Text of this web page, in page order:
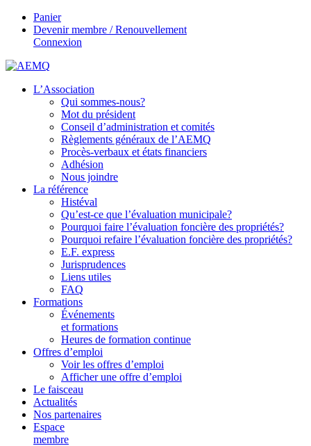
Panier
Devenir membre / Renouvellement
Connexion
L’Association
Qui sommes-nous?
Mot du président
Conseil d’administration et comités
Règlements généraux de l’AEMQ
Procès-verbaux et états financiers
Adhésion
Nous joindre
La référence
Histéval
Qu’est-ce que l’évaluation municipale?
Pourquoi faire l’évaluation foncière des propriétés?
Pourquoi refaire l’évaluation foncière des propriétés?
E.F. express
Jurisprudences
Liens utiles
FAQ
Formations
Événements
et formations
Heures de formation continue
Offres d’emploi
Voir les offres d’emploi
Afficher une offre d’emploi
Le faisceau
Actualités
Nos partenaires
Espace
membre